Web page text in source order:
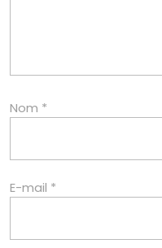
Nom *
E-mail *